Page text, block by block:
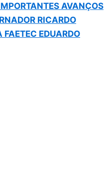
AVANÇOS
RICARDO
FAETEC EDUARDO